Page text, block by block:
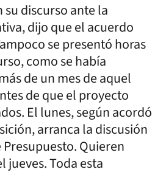
su discurso ante la
dijo que el acuerdo
se presentó horas
como se había
de un mes de aquel
de que el proyecto
El lunes, según acordó
arranca la discusión
Quieren
jueves. Toda esta